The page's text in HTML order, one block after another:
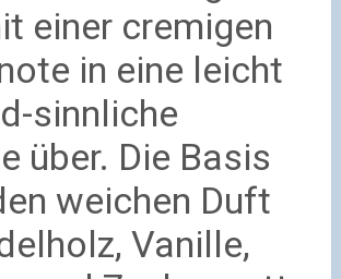
einer cremigen
in eine leicht
sinnliche
über. Die Basis
weichen Duft
Vanille,